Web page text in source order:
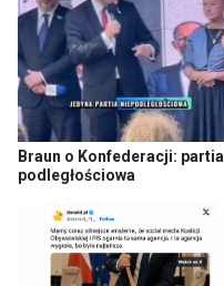
Braun o Konfederacji: partia
podległościowa